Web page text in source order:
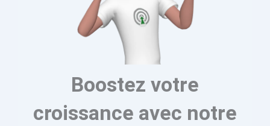
Boostez votre
croissance avec notre